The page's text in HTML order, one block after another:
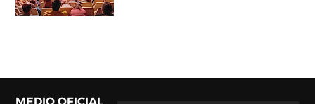
MEDIO OFICIAL